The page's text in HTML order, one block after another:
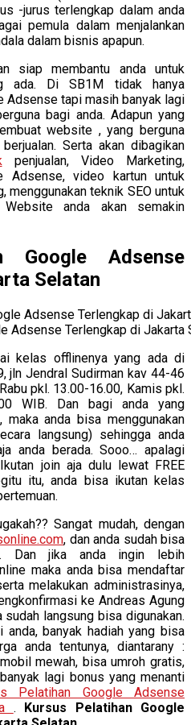
-jurus terlengkap dalam anda
pemula dalam menjalankan
dalam bisnis apapun.
siap membantu anda untuk
ada. Di SB1M tidak hanya
Adsense tapi masih banyak lagi
bagi anda. Adapun yang
website , yang berguna
Serta akan dibagikan
penjualan, Video Marketing,
Adsense, video kartun untuk
menggunakan teknik SEO untuk
anda akan semakin
Google Adsense
Selatan
Adsense Terlengkap di Jakarta
kelas offlinenya yang ada di
jln Jendral Sudirman kav 44-46
pkl. 13.00-16.00, Kamis pkl.
WIB. Dan bagi anda yang
maka anda bisa menggunakan
langsung) sehingga anda
anda berada. Sooo… apalagi
join aja dulu lewat FREE
itu, anda bisa ikutan kelas
Sangat mudah, dengan
, dan anda sudah bisa
Dan jika anda ingin lebih
maka anda bisa mendaftar
melakukan administrasinya,
ke Andreas Agung
langsung bisa digunakan.
anda, banyak hadiah yang bisa
anda tentunya, diantarany :
mewah, bisa umroh gratis,
lagi bonus yang menanti
Pelatihan Google Adsense
. Kursus Pelatihan Google